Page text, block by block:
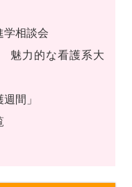
相談会
魅力的な看護系大
間」